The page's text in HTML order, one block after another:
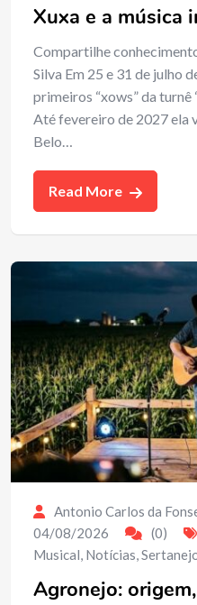
Xuxa e a música
Compartilhe
Silva Em 25 e 31 de julho
primeiros “xows” da turnê
Até fevereiro de 2027 ela
Belo…
Read More
Antonio Carlos da
04/08/2026
(0)
Musical, Notícias,
Agronejo: